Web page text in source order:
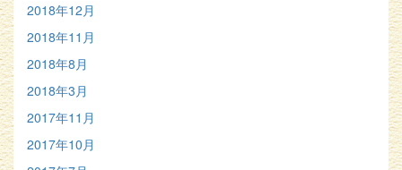
2018年12月
2018年11月
2018年8月
2018年3月
2017年11月
2017年10月